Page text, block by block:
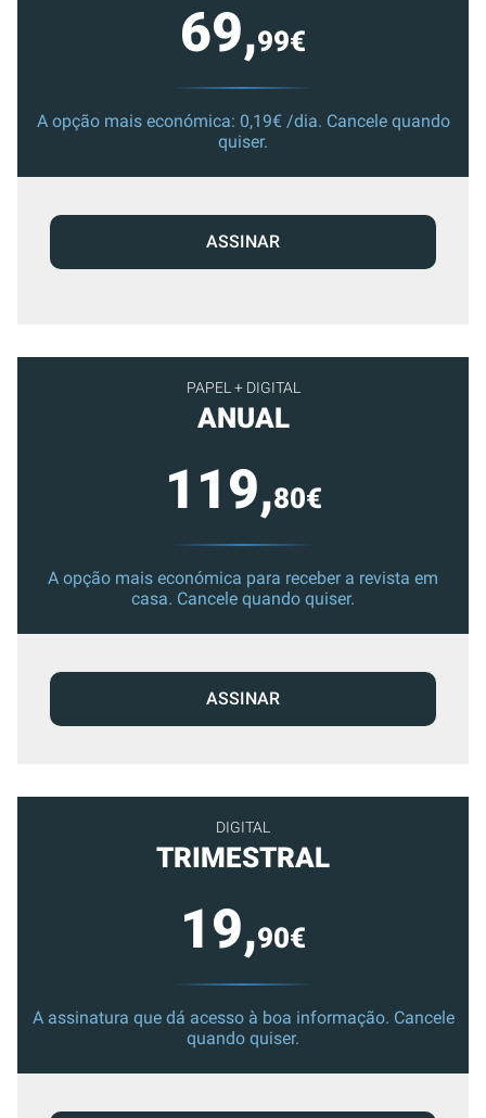
PAPEL + DIGITAL
ANUAL
119,80€
A opção mais económica para receber a revista em
casa. Cancele quando quiser.
ASSINAR
DIGITAL
TRIMESTRAL
19,90€
A assinatura que dá acesso à boa informação. Cancele
quando quiser.
69,99€
A opção mais económica: 0,19€ /dia. Cancele quando
quiser.
ASSINAR